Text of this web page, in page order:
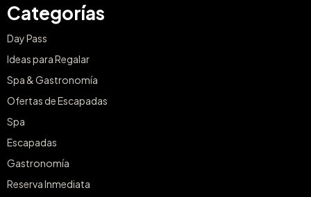
Categorías
Day Pass
Ideas para Regalar
Spa & Gastronomía
Ofertas de Escapadas
Spa
Escapadas
Gastronomía
Reserva Inmediata